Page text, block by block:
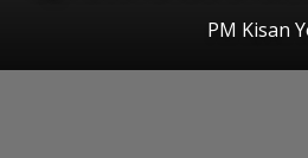
PM Kisan